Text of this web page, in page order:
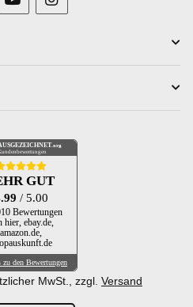
.org
GUT
/ 5.00
Bewertungen
hier, ebay.de,
amazon.de,
zu den Bewertungen
MwSt., zzgl. Versand